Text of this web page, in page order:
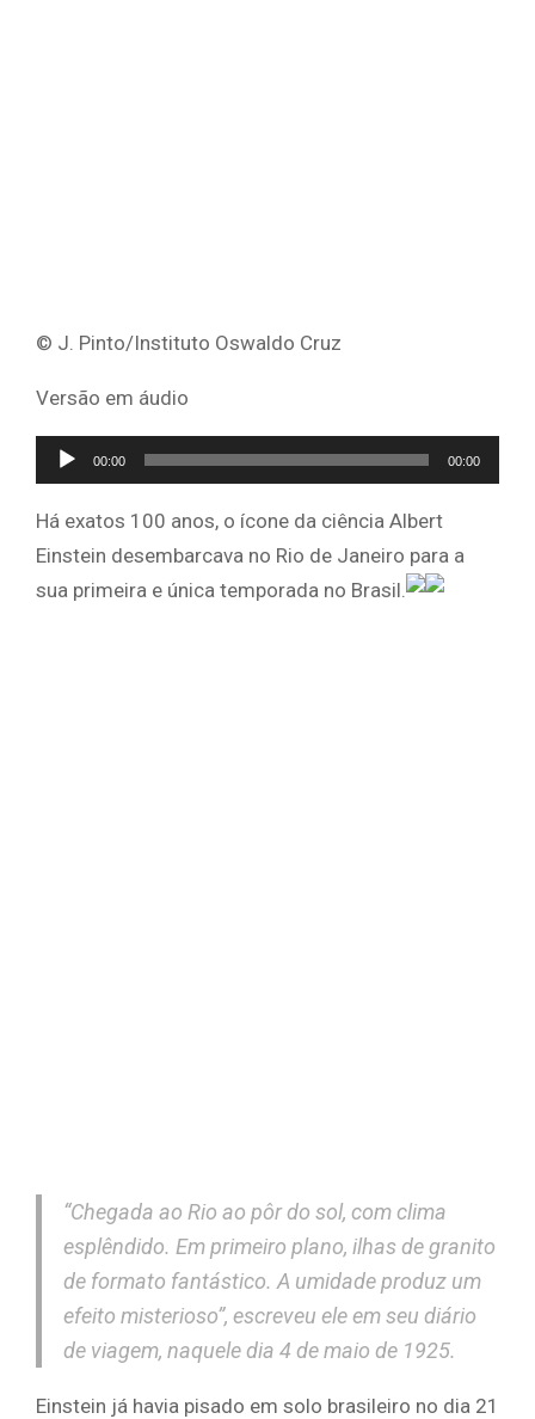
© J. Pinto/Instituto Oswaldo Cruz
Versão em áudio
Tocador
de
áudio
00:00 00:00
Há exatos 100 anos, o ícone da ciência Albert
Einstein desembarcava no Rio de Janeiro para a
sua primeira e única temporada no Brasil.
“Chegada ao Rio ao pôr do sol, com clima
esplêndido. Em primeiro plano, ilhas de granito
de formato fantástico. A umidade produz um
efeito misterioso”, escreveu ele em seu diário
de viagem, naquele dia 4 de maio de 1925.
Einstein já havia pisado em solo brasileiro no dia 21